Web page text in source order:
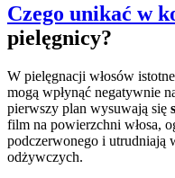
Czego unikać w
pielęgnicy?
W pielęgnacji włosów
mogą wpłynąć negatywnie
pierwszy plan wysuwają się
film na powierzchni włosa,
podczerwonego i utrudniają
odżywczych.